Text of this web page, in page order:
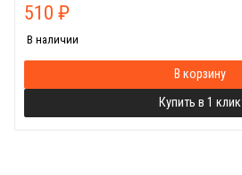
510 ₽
В наличии
В корзину
Купить в 1 клик